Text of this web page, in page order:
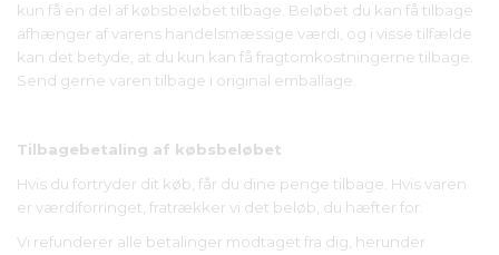
kun få en del af købsbeløbet tilbage. Beløbet du kan få tilbage
afhænger af varens handelsmæssige værdi, og i visse tilfælde
kan det betyde, at du kun kan få fragtomkostningerne tilbage.
Send gerne varen tilbage i original emballage.
Tilbagebetaling af købsbeløbet
Hvis du fortryder dit køb, får du dine penge tilbage. Hvis varen
er værdiforringet, fratrækker vi det beløb, du hæfter for.
Vi refunderer alle betalinger modtaget fra dig, herunder